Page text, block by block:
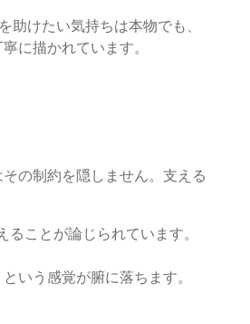
けたい気持ちは本物でも、
に描かれています。
の制約を隠しません。支える
ことが論じられています。
いう感覚が腑に落ちます。